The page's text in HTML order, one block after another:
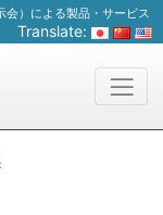
会）による製品・サービス
Translate: